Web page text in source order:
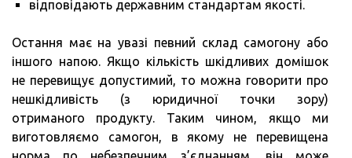
відповідають державним стандартам якості.
Остання має на увазі певний склад самогону або
іншого напою. Якщо кількість шкідливих домішок
не перевищує допустимий, то можна говорити про
нешкідливість (з юридичної точки зору)
отриманого продукту. Таким чином, якщо ми
виготовляємо самогон, в якому не перевищена